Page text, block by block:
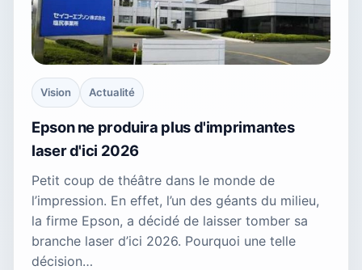
Vision Actualité
Epson ne produira plus d'imprimantes
laser d'ici 2026
Petit coup de théâtre dans le monde de
l’impression. En effet, l’un des géants du milieu,
la firme Epson, a décidé de laisser tomber sa
branche laser d’ici 2026. Pourquoi une telle
décision…